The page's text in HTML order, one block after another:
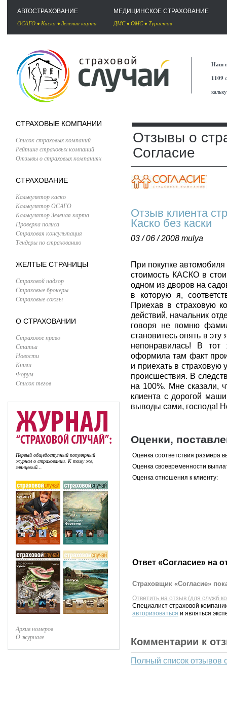
АВТОСТРАХОВАНИЕ
ОСАГО • Каско • Зеленая карта
МЕДИЦИНСКОЕ СТРАХОВАНИЕ
ДМС• ОМС• Туристов
Наш
1109
СТРАХОВЫЕ КОМПАНИИ
Список страховых компаний
Рейтинг страховых компаний
Отзывы о страховых компаниях
СТРАХОВАНИЕ
Калькулятор каско
Калькулятор ОСАГО
Калькулятор Зеленая карта
Проверка полиса
Страховая консультация
Тендеры по страхованию
ЖЕЛТЫЕ СТРАНИЦЫ
Страховой надзор
Страховые брокеры
Страховые союзы
О СТРАХОВАНИИ
Страховое право
Статьи
Новости
Книги
Форум
Список тегов
Первый общедоступный популярный
журнал о страховании. К тому же,
глянцевый...
Архив номеров
О журнале
Отзывы о
Согласие
Отзыв клиента
Каско без каски
03 / 06 / 2008 mulya
При покупке
стоимость КАСКО в
одном из дворов на
в которую я,
Приехав в страховую
действий, начальник
говоря не помню
становитесь опять в
непонравилась! В
оформила там факт
и приехать в страховую
происшествия. В
на 100%. Мне сказали,
клиента с дорогой
выводы сами, господа!
Оценки,
Оценка соответствия размера
Оценка своевременности
Оценка отношения к клиенту:
Ответ «Согласие» на
Страховщик «Согласие»
Ответить на отзыв (для служб
Специалист страховой
авторизоваться и являться
Комментарии к
Полный список отзывов